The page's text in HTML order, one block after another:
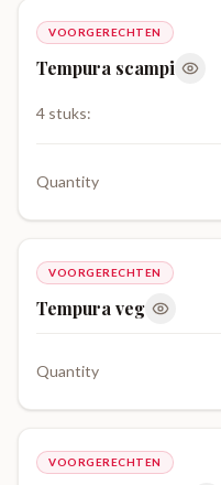
VOORGERECHTEN
Tempura scampi
4 stuks:
Quantity
VOORGERECHTEN
Tempura veg
Quantity
VOORGERECHTEN